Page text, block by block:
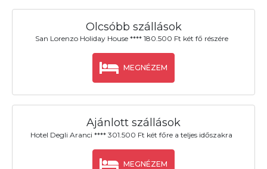
Olcsóbb szállások
San Lorenzo Holiday House **** 180.500 Ft két fő részére
MEGNÉZEM
Ajánlott szállások
Hotel Degli Aranci **** 301.500 Ft két főre a teljes időszakra
MEGNÉZEM